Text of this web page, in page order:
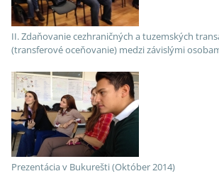
II. Zdaňovanie cezhraničných a tuzemských
(transferové oceňovanie) medzi závislými
Prezentácia v Bukurešti (Október 2014)